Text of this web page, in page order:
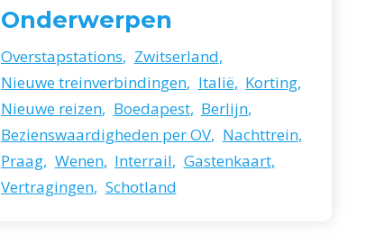
Onderwerpen
Overstapstations, Zwitserland,
Nieuwe treinverbindingen, Italië, Korting,
Nieuwe reizen, Boedapest, Berlijn,
Bezienswaardigheden per OV, Nachttrein,
Praag, Wenen, Interrail, Gastenkaart,
Vertragingen, Schotland